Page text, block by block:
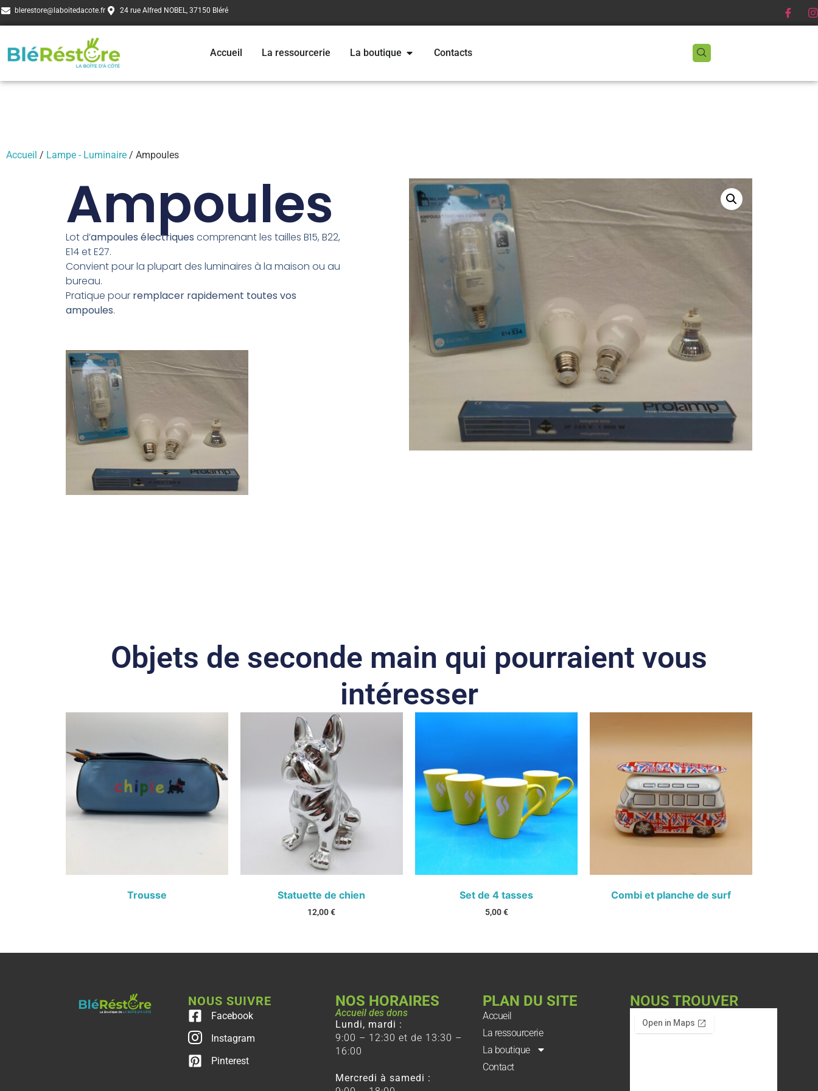
blerestore@laboitedacote.fr 24 rue Alfred NOBEL, 37150 Bléré
Accueil La ressourcerie La boutique Contacts
Accueil / Lampe - Luminaire / Ampoules
Ampoules
Lot d’ampoules électriques comprenant les tailles B15, B22,
E14 et E27.
Convient pour la plupart des luminaires à la maison ou au
bureau.
Pratique pour remplacer rapidement toutes vos
ampoules.
Objets de seconde main qui pourraient vous
intéresser
Trousse Statuette de chien
12,00€
Set de 4 tasses
5,00€
Combi et planche de surf
NOUS SUIVRE
Facebook
Instagram
Pinterest
NOS HORAIRES
Accueil des dons
Lundi, mardi :
9:00 – 12:30 et de 13:30 –
16:00
Mercredi à samedi :
PLAN DU SITE
Accueil
La ressourcerie
La boutique
Contact
NOUS TROUVER